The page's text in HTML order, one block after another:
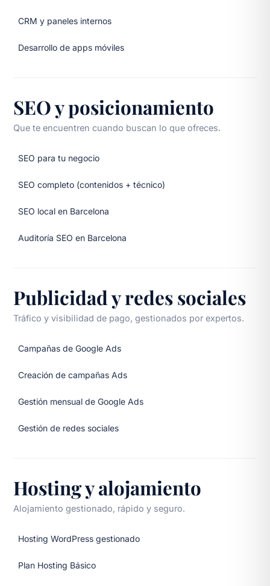
CRM y paneles internos
Desarrollo de apps móviles
SEO y posicionamiento
Que te encuentren cuando buscan lo que ofreces.
SEO para tu negocio
SEO completo (contenidos + técnico)
SEO local en Barcelona
Auditoría SEO en Barcelona
Publicidad y redes sociales
Tráfico y visibilidad de pago, gestionados por expertos.
Campañas de Google Ads
Creación de campañas Ads
Gestión mensual de Google Ads
Gestión de redes sociales
Hosting y alojamiento
Alojamiento gestionado, rápido y seguro.
Hosting WordPress gestionado
Plan Hosting Básico